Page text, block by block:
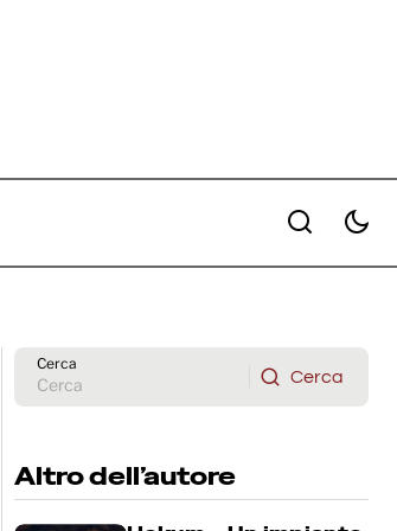
Cerca
Cerca
Altro dell’autore